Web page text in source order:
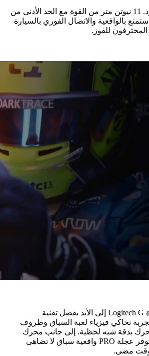
بدون تأخير. بدون شرود. 11 نيوتن متر من القوة مع الحد الأدنى من
بالواقعية والاتصال الفوري بالسيارة
المحترفون للفوز.
تم تغيير عجلات محاكاة ‏Logitech G‏ إلى الأبد بفضل تقنية
تحاكي فيزياء لعبة السباق وظروف
بدقة شبه لحظية. إلى جانب محرك
الدفع المباشر القوي، توفر عجلة PRO واقعية سباق لا تضاهى
وقت مضى.